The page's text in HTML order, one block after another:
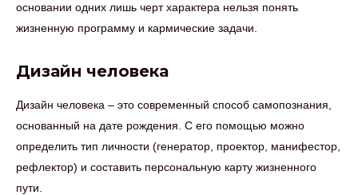
основании одних лишь черт характера нельзя понять
жизненную программу и кармические задачи.
Дизайн человека
Дизайн человека – это современный способ самопознания,
основанный на дате рождения. С его помощью можно
определить тип личности (генератор, проектор, манифестор,
рефлектор) и составить персональную карту жизненного
пути.